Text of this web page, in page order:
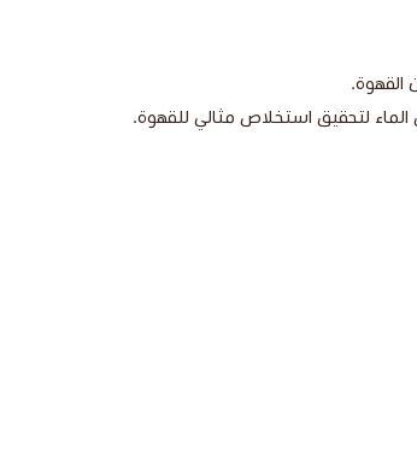
القهوة.
الماء لتحقيق استخلاص مثالي للقهوة.